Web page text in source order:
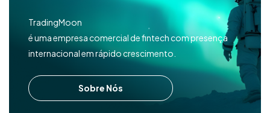
TradingMoon
é uma empresa comercial de fintech com presença
internacional em rápido crescimento.
Sobre Nós